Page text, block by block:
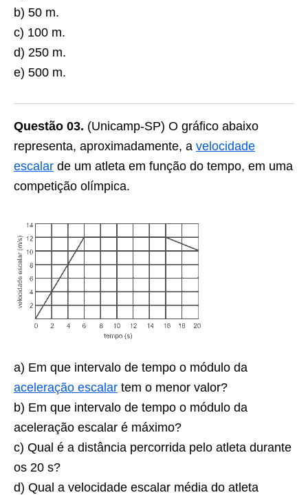
b) 50 m.
c) 100 m.
d) 250 m.
e) 500 m.
Questão 03. (Unicamp-SP) O gráfico abaixo
representa, aproximadamente, a velocidade
escalar de um atleta em função do tempo, em uma
competição olímpica.
a) Em que intervalo de tempo o módulo da
aceleração escalar tem o menor valor?
b) Em que intervalo de tempo o módulo da
aceleração escalar é máximo?
c) Qual é a distância percorrida pelo atleta durante
os 20 s?
d) Qual a velocidade escalar média do atleta